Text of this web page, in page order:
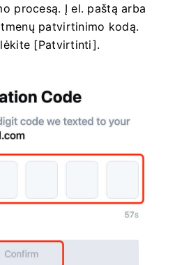
procesą. Į el. paštą arba
patvirtinimo kodą.
[Patvirtinti].